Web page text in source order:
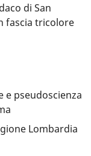
di San
fascia tricolore
e pseudoscienza
Lombardia